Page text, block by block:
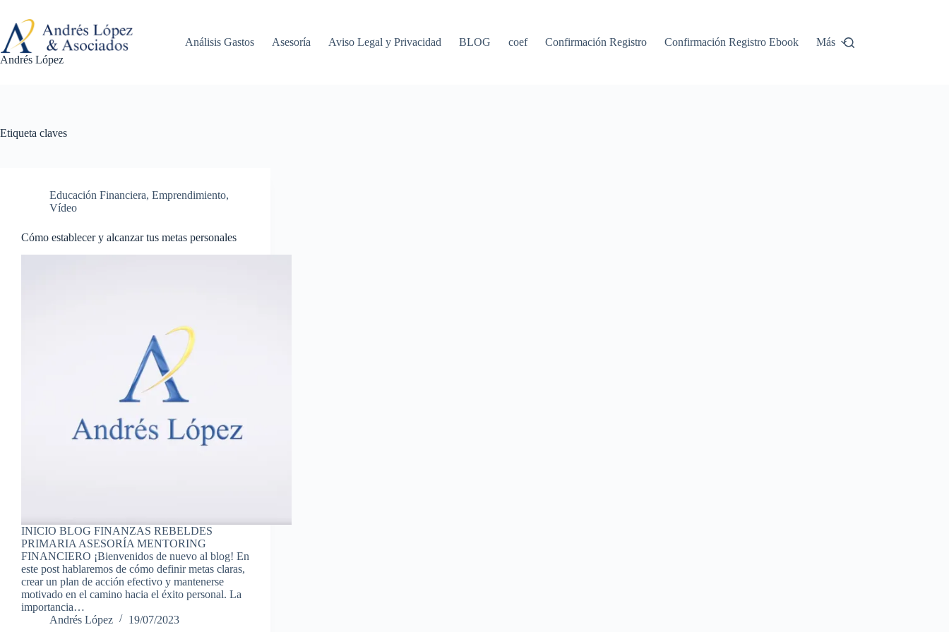
contenido
Andrés López
Análisis Gastos Asesoría Aviso Legal y Privacidad BLOG coef Confirmación Registro Confirmación Registro Ebook Más
Etiqueta claves
Educación Financiera, Emprendimiento,
Vídeo
Cómo establecer y alcanzar tus metas personales
INICIO BLOG FINANZAS REBELDES
PRIMARIA ASESORÍA MENTORING
FINANCIERO ¡Bienvenidos de nuevo al blog! En
este post hablaremos de cómo definir metas claras,
crear un plan de acción efectivo y mantenerse
motivado en el camino hacia el éxito personal. La
importancia…
Andrés López
19/07/2023